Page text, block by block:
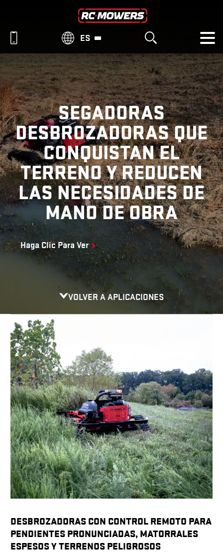
ES
SEGADORAS
DESBROZADORAS QUE
CONQUISTAN EL
TERRENO Y REDUCEN
LAS NECESIDADES DE
MANO DE OBRA
Haga Clic Para Ver
VOLVER A APLICACIONES
DESBROZADORAS CON CONTROL REMOTO PARA
PENDIENTES PRONUNCIADAS, MATORRALES
ESPESOS Y TERRENOS PELIGROSOS